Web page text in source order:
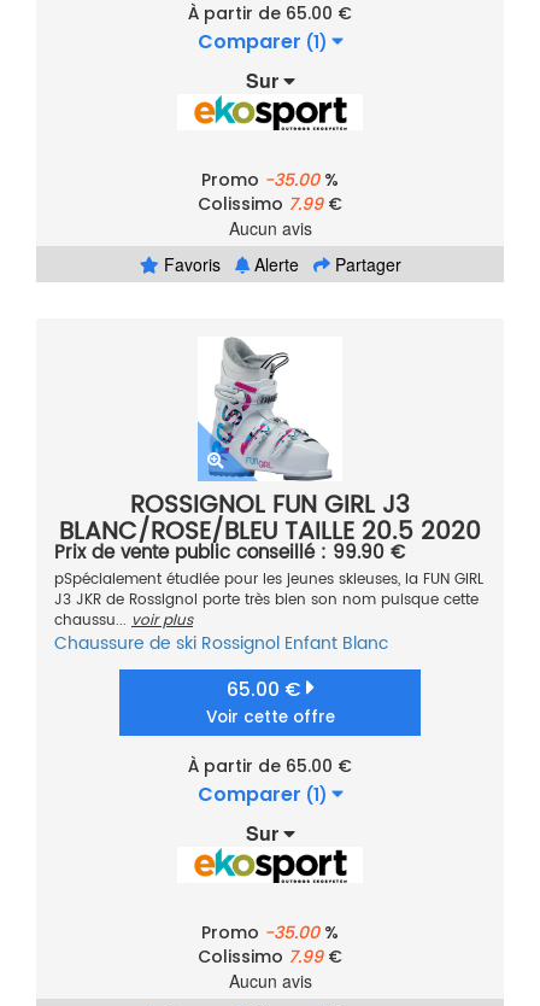
À partir de 65.00 €
Comparer (1)
Sur
Promo -35.00%
Colissimo 7.99€
Aucun avis
Favoris
Alerte Partager
ROSSIGNOL FUN GIRL J3
BLANC/ROSE/BLEU TAILLE 20.5 2020
Prix de vente public conseillé : 99.90 €
pSpécialement étudiée pour les jeunes skieuses, la FUN GIRL
J3 JKR de Rossignol porte très bien son nom puisque cette
chaussu... voir plus
Chaussure de ski Rossignol Enfant Blanc
65.00 €
Voir cette offre
À partir de 65.00 €
Comparer (1)
Sur
Promo -35.00%
Colissimo 7.99€
Aucun avis